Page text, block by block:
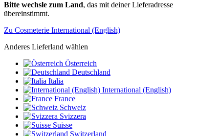
Bitte wechsle zum Land, das mit deiner Lieferadresse
übereinstimmt.
Zu Cosmeterie International (English)
Anderes Lieferland wählen
Österreich
Deutschland
Italia
International (English)
France
Schweiz
Svizzera
Suisse
Switzerland